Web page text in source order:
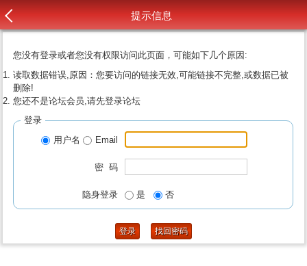
提示信息
您没有登录或者您没有权限访问此页面，可能如下几个原因:
读取数据错误,原因：您要访问的链接无效,可能链接不完整,或数据已被
删除!
您还不是论坛会员,请先登录论坛
登录
用户名
Email
密 码
隐身登录 是 否